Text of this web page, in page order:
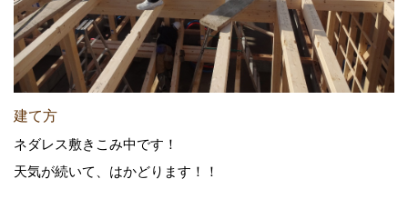
建て方
ネダレス敷きこみ中です！
天気が続いて、はかどります！！